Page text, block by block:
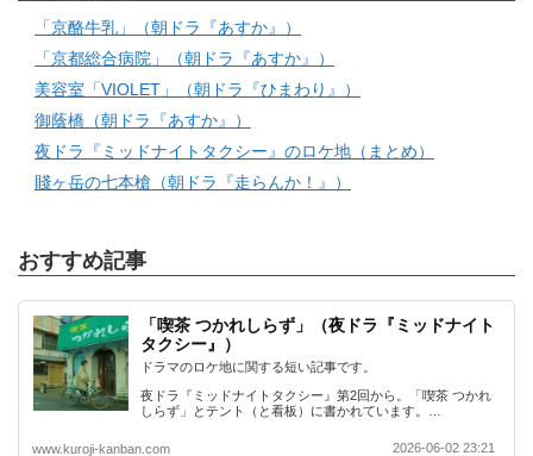
「京酪牛乳」（朝ドラ『あすか』）
「京都総合病院」（朝ドラ『あすか』）
美容室「VIOLET」（朝ドラ『ひまわり』）
御蔭橋（朝ドラ『あすか』）
夜ドラ『ミッドナイトタクシー』のロケ地（まとめ）
賤ヶ岳の七本槍（朝ドラ『走らんか！』）
おすすめ記事
「喫茶 つかれしらず」（夜ドラ『ミッドナイト
タクシー』）
ドラマのロケ地に関する短い記事です。
夜ドラ『ミッドナイトタクシー』第2回から。「喫茶 つかれ
しらず」とテント（と看板）に書かれています。…
www.kuroji-kanban.com 2026-06-02 23:21